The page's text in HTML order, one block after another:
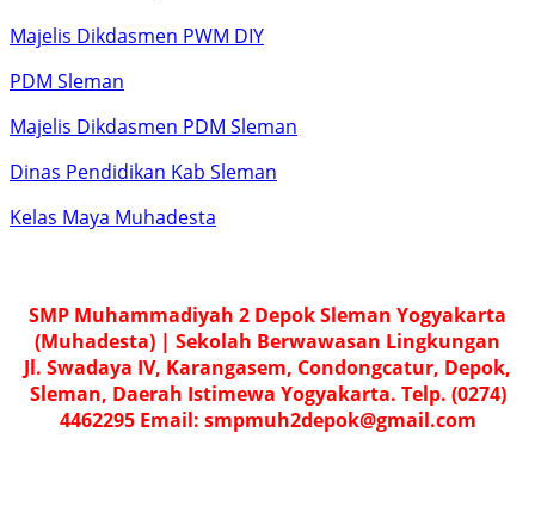
Majelis Dikdasmen PWM DIY
PDM Sleman
Majelis Dikdasmen PDM Sleman
Dinas Pendidikan Kab Sleman
Kelas Maya Muhadesta
SMP Muhammadiyah 2 Depok Sleman Yogyakarta
(Muhadesta) | Sekolah Berwawasan Lingkungan
Jl. Swadaya IV, Karangasem, Condongcatur, Depok,
Sleman, Daerah Istimewa Yogyakarta. Telp. (0274)
4462295 Email: smpmuh2depok@gmail.com